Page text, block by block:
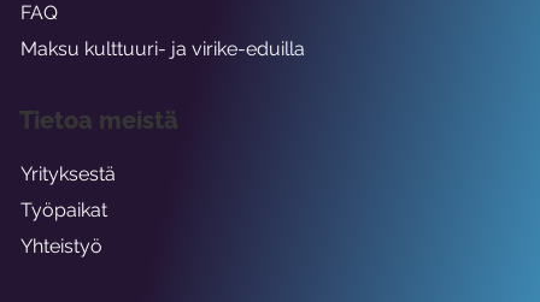
FAQ
Maksu kulttuuri- ja virike-eduilla
Tietoa meistä
Yrityksestä
Työpaikat
Yhteistyö